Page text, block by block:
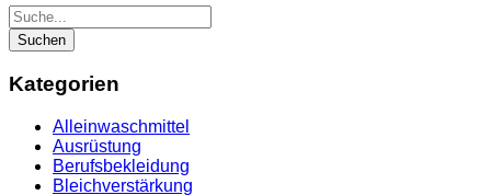
Kategorien
Alleinwaschmittel
Ausrüstung
Berufsbekleidung
Bleichverstärkung